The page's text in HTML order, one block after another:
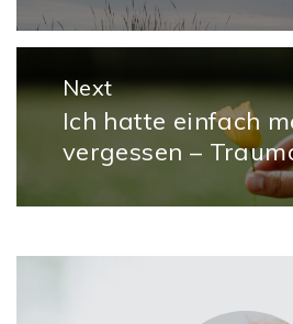
Next
Next
post:
Ich hatte einfach
vergessen –